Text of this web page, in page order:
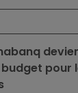
pour